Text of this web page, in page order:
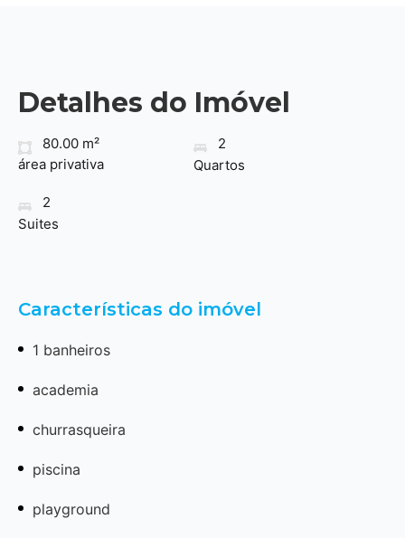
Detalhes do Imóvel
80.00 m²
área privativa
2
Quartos
2
Suites
Características do imóvel
1 banheiros
academia
churrasqueira
piscina
playground